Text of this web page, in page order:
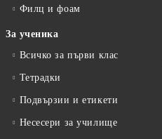
Филц и фоам
За ученика
Всичко за първи клас
Тетрадки
Подвързии и етикети
Несесери за училище